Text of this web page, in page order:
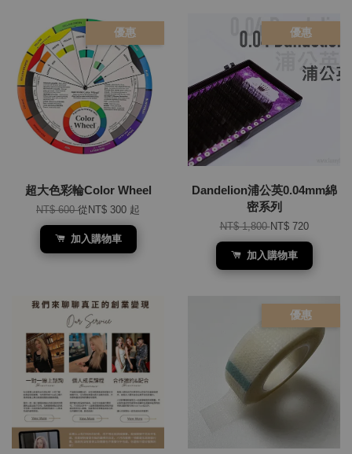
優惠
超大色彩輪Color Wheel
NT$ 600從 NT$ 300 起
加入購物車
優惠
Dandelion浦公英0.04mm綿
密系列
NT$ 1,800NT$ 720
加入購物車
優惠